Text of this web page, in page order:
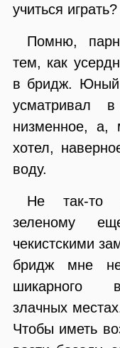
учиться играть?
Помню,
тем, как
в бридж. Юный
усматривал
низменное, а,
хотел,
воду.
Не так-то
зеленому
чекистскими
бридж мне
шикарного
злачных
Чтобы иметь